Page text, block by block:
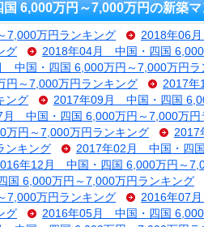
6,000万円～7,000万円の新築マ
万円ランキング
2018年06
グ
2018年04月 中国・四国
中国・四国 6,000万円～7,000万円ラ
～7,000万円ランキング
2017年
ング
2017年09月 中国・四国
月 中国・四国 6,000万円～7,000万円
円～7,000万円ランキング
2017
ンキング
2017年02月 中国・四
年12月 中国・四国 6,000万円～
6,000万円～7,000万円ランキング
万円ランキング
2016年07
グ
2016年05月 中国・四国